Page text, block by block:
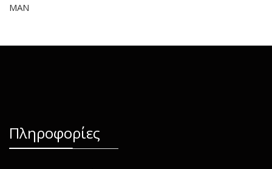
MAN
Πληροφορίες